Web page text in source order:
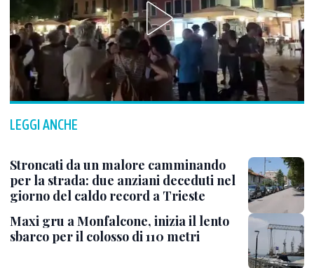
LEGGI ANCHE
Stroncati da un malore camminando
per la strada: due anziani deceduti nel
giorno del caldo record a Trieste
Maxi gru a Monfalcone, inizia il lento
sbarco per il colosso di 110 metri